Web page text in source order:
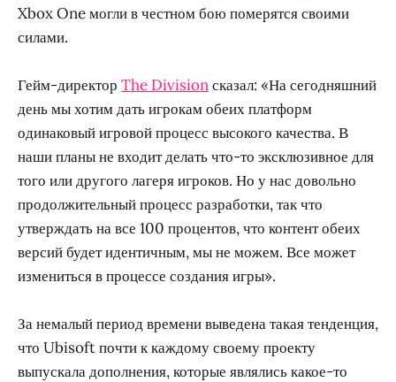
Xbox One могли в честном бою померятся своими
силами.
Гейм-директор The Divisionсказал: «На сегодняшний
день мы хотим дать игрокам обеих платформ
одинаковый игровой процесс высокого качества. В
наши планы не входит делать что-то эксклюзивное для
того или другого лагеря игроков. Но у нас довольно
продолжительный процесс разработки, так что
утверждать на все 100 процентов, что контент обеих
версий будет идентичным, мы не можем. Все может
измениться в процессе создания игры».
За немалый период времени выведена такая тенденция,
что Ubisoft почти к каждому своему проекту
выпускала дополнения, которые являлись какое-то